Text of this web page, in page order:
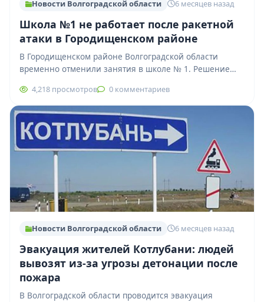
Новости Волгоградской области 6 месяцев назад
Школа №1 не работает после ракетной
атаки в Городищенском районе
В Городищенском районе Волгоградской области
временно отменили занятия в школе № 1. Решение
4,218 просмотров 0 комментариев
Новости Волгоградской области 6 месяцев назад
Эвакуация жителей Котлубани: людей
вывозят из-за угрозы детонации после
пожара
В Волгоградской области проводится эвакуация